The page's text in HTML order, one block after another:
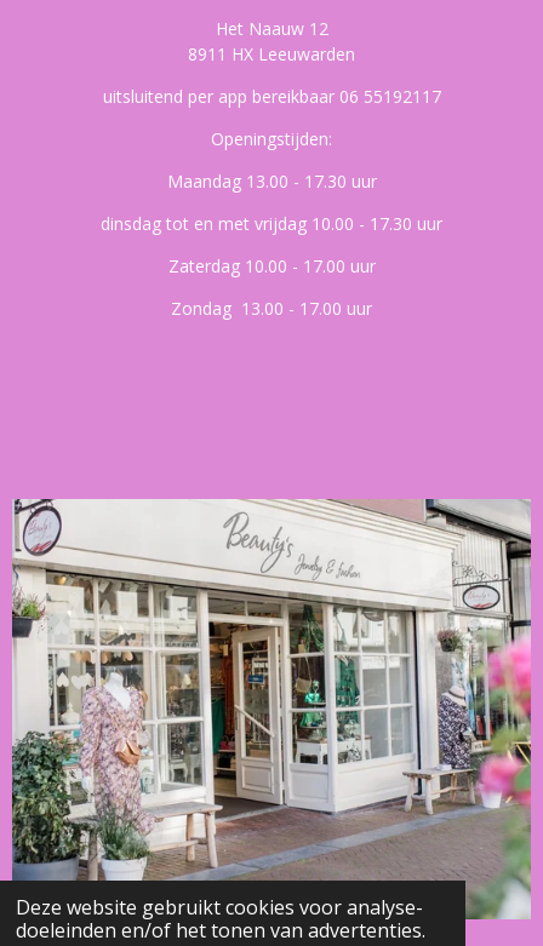
Deze website gebruikt cookies voor analyse-
doeleinden en/of het tonen van advertenties.
Het Naauw 12
8911 HX Leeuwarden
uitsluitend per app bereikbaar 06 55192117
Openingstijden:
Maandag 13.00 - 17.30 uur
dinsdag tot en met vrijdag 10.00 - 17.30 uur
Zaterdag 10.00 - 17.00 uur
Zondag 13.00 - 17.00 uur